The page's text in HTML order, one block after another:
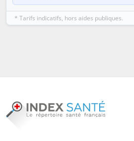
* Tarifs indicatifs, hors aides publiques.